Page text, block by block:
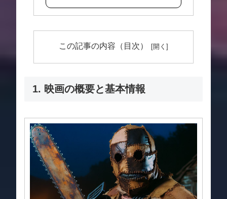
この記事の内容（目次）
1. 映画の概要と基本情報